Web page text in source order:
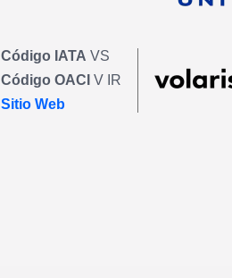
Código IATA VS
Código OACI V IR
Sitio Web